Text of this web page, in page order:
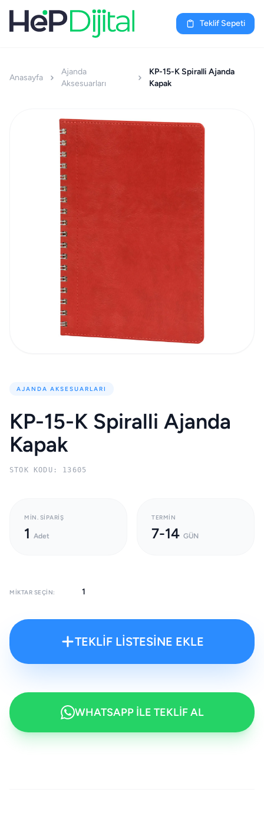
Teklif Sepeti
Anasayfa
Ajanda
Aksesuarları
KP-15-K Spiralli Ajanda
Kapak
AJANDA AKSESUARLARI
KP-15-K Spiralli Ajanda
Kapak
STOK KODU: 13605
MIN. SIPARIŞ
1 Adet
TERMIN
7-14 GÜN
MIKTAR SEÇIN:
TEKLİF LİSTESİNE EKLE
WHATSAPP İLE TEKLİF AL